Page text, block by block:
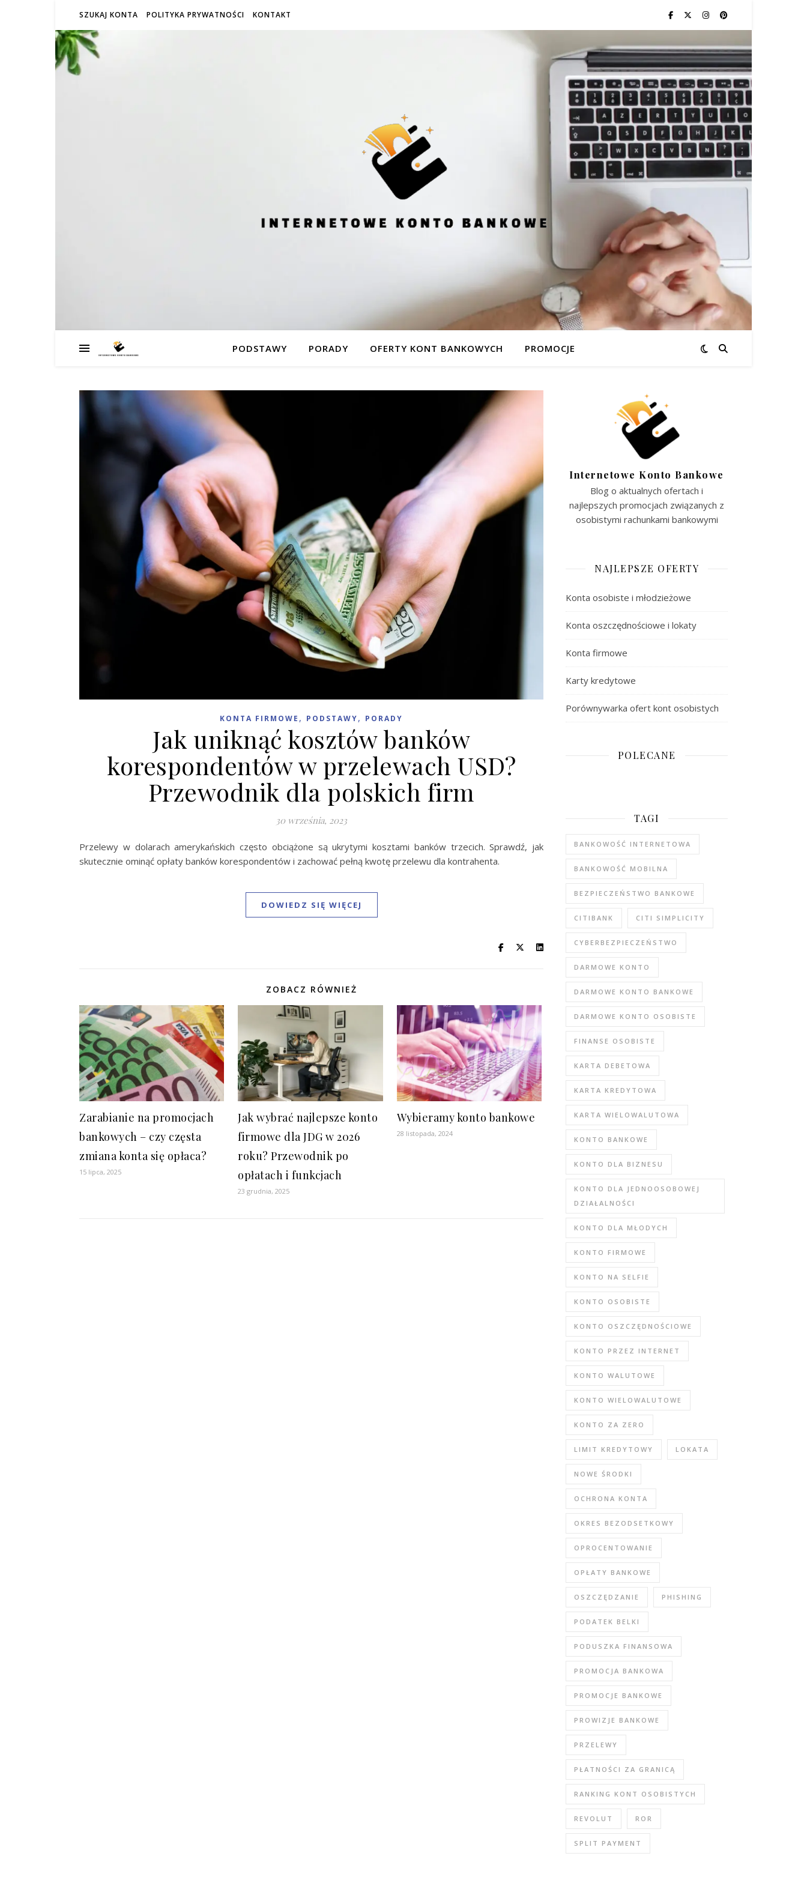
SZUKAJ KONTA POLITYKA PRYWATNOŚCI KONTAKT
PODSTAWY PORADY OFERTY KONT BANKOWYCH PROMOCJE
KONTA FIRMOWE , PODSTAWY, PORADY
Jak uniknąć kosztów banków
korespondentów w przelewach USD?
Przewodnik dla polskich firm
30 września, 2023
Przelewy w dolarach amerykańskich często obciążone są ukrytymi kosztami banków trzecich. Sprawdź, jak
skutecznie ominąć opłaty banków korespondentów i zachować pełną kwotę przelewu dla kontrahenta.
DOWIEDZ SIĘ WIĘCEJ
ZOBACZ RÓWNIEŻ
Zarabianie na promocjach
bankowych – czy częsta
zmiana konta się opłaca?
15 lipca, 2025
Jak wybrać najlepsze konto
firmowe dla JDG w 2026
roku? Przewodnik po
opłatach i funkcjach
23 grudnia, 2025
Wybieramy konto bankowe
28 listopada, 2024
Internetowe Konto Bankowe
Blog o aktualnych ofertach i
najlepszych promocjach związanych z
osobistymi rachunkami bankowymi
NAJLEPSZE OFERTY
Konta osobiste i młodzieżowe
Konta oszczędnościowe i lokaty
Konta firmowe
Karty kredytowe
Porównywarka ofert kont osobistych
POLECANE
TAGI
BANKOWOŚĆ INTERNETOWA
BANKOWOŚĆ MOBILNA
BEZPIECZEŃSTWO BANKOWE
CITIBANK CITI SIMPLICITY
CYBERBEZPIECZEŃSTWO
DARMOWE KONTO
DARMOWE KONTO BANKOWE
DARMOWE KONTO OSOBISTE
FINANSE OSOBISTE
KARTA DEBETOWA
KARTA KREDYTOWA
KARTA WIELOWALUTOWA
KONTO BANKOWE
KONTO DLA BIZNESU
KONTO DLA JEDNOOSOBOWEJ
DZIAŁALNOŚCI
KONTO DLA MŁODYCH
KONTO FIRMOWE
KONTO NA SELFIE
KONTO OSOBISTE
KONTO OSZCZĘDNOŚCIOWE
KONTO PRZEZ INTERNET
KONTO WALUTOWE
KONTO WIELOWALUTOWE
KONTO ZA ZERO
LIMIT KREDYTOWY LOKATA
NOWE ŚRODKI
OCHRONA KONTA
OKRES BEZODSETKOWY
OPROCENTOWANIE
OPŁATY BANKOWE
OSZCZĘDZANIE PHISHING
PODATEK BELKI
PODUSZKA FINANSOWA
PROMOCJA BANKOWA
PROMOCJE BANKOWE
PROWIZJE BANKOWE
PRZELEWY
PŁATNOŚCI ZA GRANICĄ
RANKING KONT OSOBISTYCH
REVOLUT ROR
SPLIT PAYMENT